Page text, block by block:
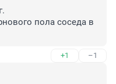
пола соседа в
специалисты так
+1 –1